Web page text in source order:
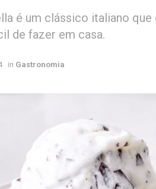
é um clássico italiano
de fazer em casa.
in Gastronomia